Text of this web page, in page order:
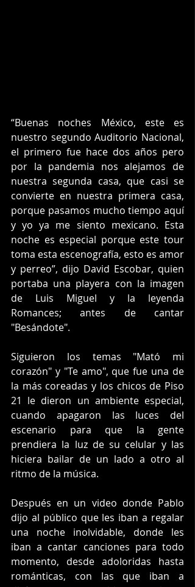
“Buenas noches México, este es
nuestro segundo Auditorio Nacional,
el primero fue hace dos años pero
por la pandemia nos alejamos de
nuestra segunda casa, que casi se
convierte en nuestra primera casa,
porque pasamos mucho tiempo aquí
y yo ya me siento mexicano. Esta
noche es especial porque este tour
toma esta escenografía, esto es amor
y perreo”, dijo David Escobar, quien
portaba una playera con la imagen
de Luis Miguel y la leyenda
Romances; antes de cantar
"Besándote".
Siguieron los temas "Mató mi
corazón" y "Te amo", que fue una de
la más coreadas y los chicos de Piso
21 le dieron un ambiente especial,
cuando apagaron las luces del
escenario para que la gente
prendiera la luz de su celular y las
hiciera bailar de un lado a otro al
ritmo de la música.
Después en un video donde Pablo
dijo al público que les iban a regalar
una noche inolvidable, donde les
iban a cantar canciones para todo
momento, desde adoloridas hasta
románticas, con las que iban a